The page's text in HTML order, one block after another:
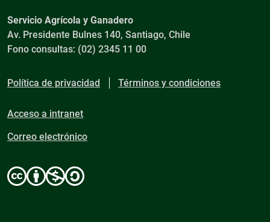
Servicio Agrícola y Ganadero
Av. Presidente Bulnes 140, Santiago, Chile
Fono consultas: (02) 2345 11 00
Política de privacidad Términos y condiciones
Acceso a intranet
Correo electrónico